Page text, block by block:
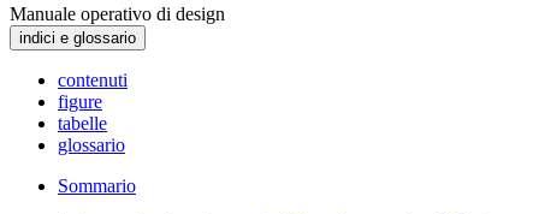
Manuale operativo di design
indici e glossario
contenuti
figure
tabelle
glossario
Sommario